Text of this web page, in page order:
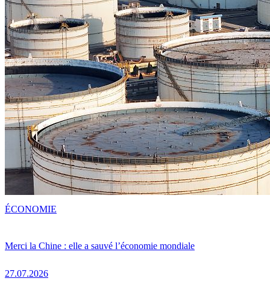
Merci la Chine : elle a sauvé l’économie mondiale
27.07.2026
ÉCONOMIE